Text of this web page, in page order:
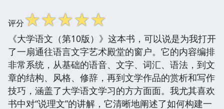
评分☆☆☆☆☆
《大学语文（第10版）》这本书，可以说是为我打开
了一扇通往语言文字艺术殿堂的窗户。它的内容编排
非常系统，从基础的语音、文字、词汇、语法，到文
章的结构、风格、修辞，再到文学作品的赏析和写作
技巧，涵盖了大学语文学习的方方面面。我尤其喜欢
书中对“说理文”的讲解，它清晰地阐述了如何构建一